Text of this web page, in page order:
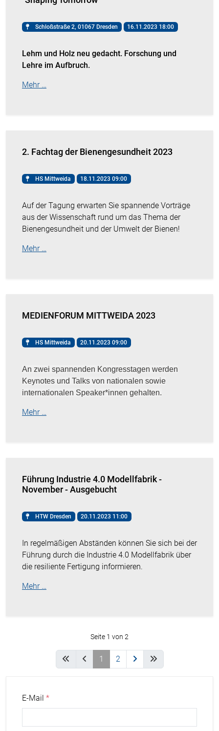
Schloßstraße 2, 01067 Dresden 16.11.2023 18:00
Lehm und Holz neu gedacht. Forschung und
Lehre im Aufbruch.
Mehr …
2. Fachtag der Bienengesundheit 2023
HS Mittweida 18.11.2023 09:00
Auf der Tagung erwarten Sie spannende Vorträge
aus der Wissenschaft rund um das Thema der
Bienengesundheit und der Umwelt der Bienen!
Mehr …
MEDIENFORUM MITTWEIDA 2023
HS Mittweida 20.11.2023 09:00
An zwei spannenden Kongresstagen werden
Keynotes und Talks von nationalen sowie
internationalen Speaker*innen gehalten.
Mehr …
Führung Industrie 4.0 Modellfabrik -
November - Ausgebucht
HTW Dresden 20.11.2023 11:00
In regelmäßigen Abständen können Sie sich bei der
Führung durch die Industrie 4.0 Modellfabrik über
die resiliente Fertigung informieren.
Mehr …
Seite 1 von 2
1 2
E-Mail